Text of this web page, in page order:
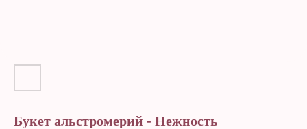
Букет альстромерий - Нежность